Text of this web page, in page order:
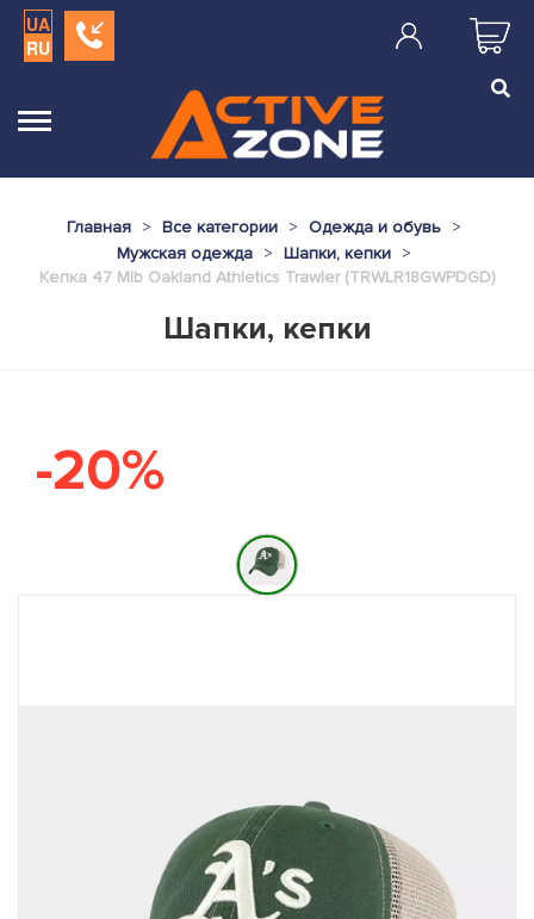
UA
RU
Главная Все категории
Одежда и обувь
Мужская одежда
Шапки, кепки
Кепка 47 Mlb Oakland Athletics Trawler (TRWLR18GWPDGD)
Шапки, кепки
-20%